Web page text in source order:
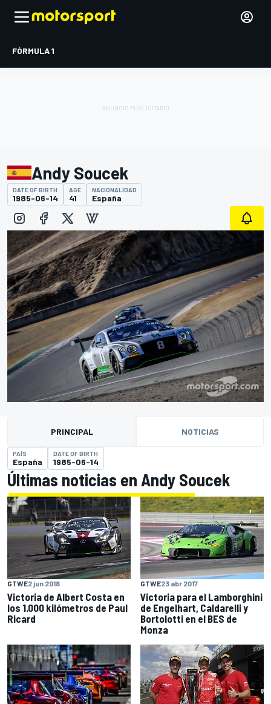
FÓRMULA 1
Andy Soucek
DATE OF BIRTH
1985-06-14
AGE
41
NACIONALIDAD
España
PRINCIPAL NOTICIAS
PAÍS
España
DATE OF BIRTH
1985-06-14
Últimas noticias en Andy Soucek
GTWE2 jun 2018
Victoria de Albert Costa en
los 1.000 kilómetros de Paul
Ricard
GTWE23 abr 2017
Victoria para el Lamborghini
de Engelhart, Caldarelli y
Bortolotti en el BES de
Monza